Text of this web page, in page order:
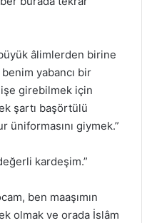
âlimlerden birine
yabancı bir
girebilmek için
şartı başörtülü
üniformasını giymek.”
kardeşim.”
ben maaşımın
olmak ve orada İslâm